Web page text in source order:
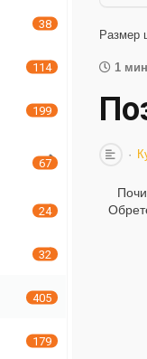
Размер
1
38
114
199
67
24
32
405
179